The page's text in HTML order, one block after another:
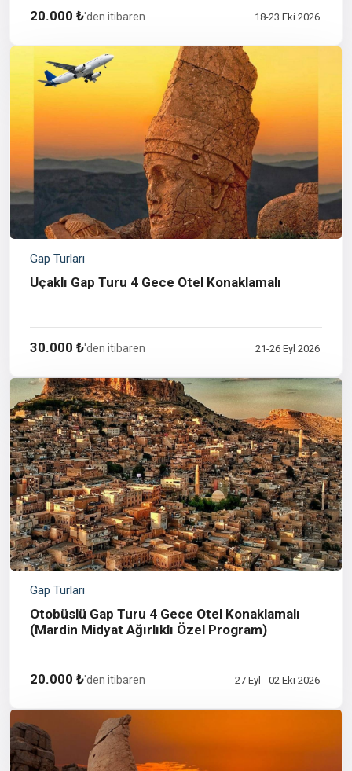
20.000 ₺'den itibaren 18-23 Eki 2026
Gap Turları
Uçaklı Gap Turu 4 Gece Otel Konaklamalı
30.000 ₺'den itibaren 21-26 Eyl 2026
Gap Turları
Otobüslü Gap Turu 4 Gece Otel Konaklamalı
(Mardin Midyat Ağırlıklı Özel Program)
20.000 ₺'den itibaren 27 Eyl - 02 Eki 2026